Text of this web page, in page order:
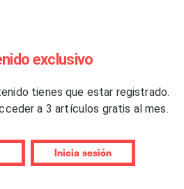
mucho, sí. Fue uno de
el área debían ser –y digo
de hace setenta
como este corte al que
exclusivo
tienes que estar registrado.
a 3 artículos gratis al mes.
Inicia sesión